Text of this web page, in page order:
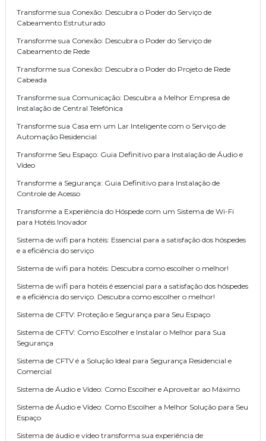
Transforme sua Conexão: Descubra o Poder do Serviço de
Cabeamento Estruturado
Transforme sua Conexão: Descubra o Poder do Serviço de
Cabeamento de Rede
Transforme sua Conexão: Descubra o Poder do Projeto de Rede
Cabeada
Transforme sua Comunicação: Descubra a Melhor Empresa de
Instalação de Central Telefônica
Transforme sua Casa em um Lar Inteligente com o Serviço de
Automação Residencial
Transforme Seu Espaço: Guia Definitivo para Instalação de Áudio e
Vídeo
Transforme a Segurança: Guia Definitivo para Instalação de
Controle de Acesso
Transforme a Experiência do Hóspede com um Sistema de Wi-Fi
para Hotéis Inovador
Sistema de wifi para hotéis: Essencial para a satisfação dos hóspedes
e a eficiência do serviço
Sistema de wifi para hotéis: Descubra como escolher o melhor!
Sistema de wifi para hotéis é essencial para a satisfação dos hóspedes
e a eficiência do serviço. Descubra como escolher o melhor!
Sistema de CFTV: Proteção e Segurança para Seu Espaço
Sistema de CFTV: Como Escolher e Instalar o Melhor para Sua
Segurança
Sistema de CFTV é a Solução Ideal para Segurança Residencial e
Comercial
Sistema de Áudio e Vídeo: Como Escolher e Aproveitar ao Máximo
Sistema de Áudio e Vídeo: Como Escolher a Melhor Solução para Seu
Espaço
Sistema de áudio e vídeo transforma sua experiência de